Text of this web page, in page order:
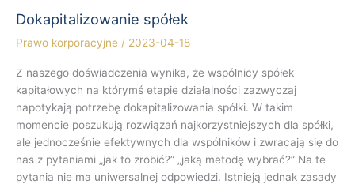
Dokapitalizowanie spółek
Prawo korporacyjne / 2023-04-18
Z naszego doświadczenia wynika, że wspólnicy spółek
kapitałowych na którymś etapie działalności zazwyczaj
napotykają potrzebę dokapitalizowania spółki. W takim
momencie poszukują rozwiązań najkorzystniejszych dla spółki,
ale jednocześnie efektywnych dla wspólników i zwracają się do
nas z pytaniami „jak to zrobić?” „jaką metodę wybrać?” Na te
pytania nie ma uniwersalnej odpowiedzi. Istnieją jednak zasady